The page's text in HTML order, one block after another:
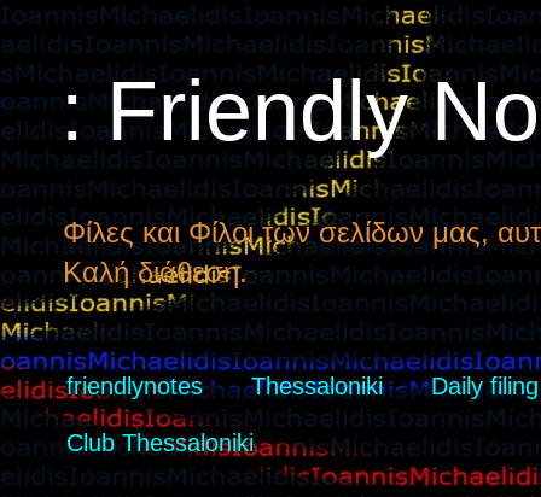
: Friendly
Φίλες και Φίλοι των σελίδων μας,
Καλή διάθεση.
friendlynotes Thessaloniki Daily filing
Club Thessaloniki